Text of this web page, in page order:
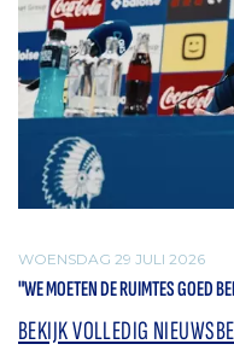
WOENSDAG 29 JULI 2026
"WE MOETEN DE RUIMTES GOED
BEKIJK VOLLEDIG